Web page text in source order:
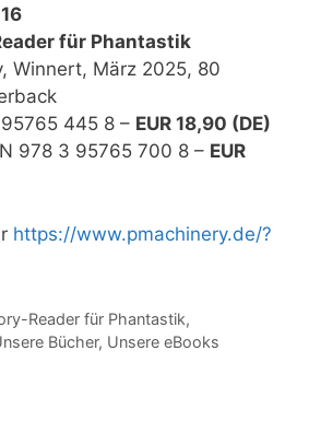
für Phantastik
Winnert, März 2025, 80
445 8 – EUR 18,90 (DE)
978 3 95765 700 8 – EUR
https://www.pmachinery.de/?
Reader für Phantastik,
Bücher, Unsere eBooks